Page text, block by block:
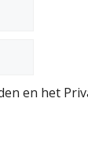
en het